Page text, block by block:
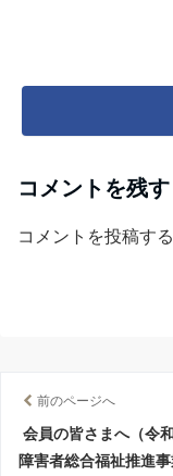
コメントを残す
コメントを投稿す
前のページへ
会員の皆さまへ（令
障害者総合福祉推進